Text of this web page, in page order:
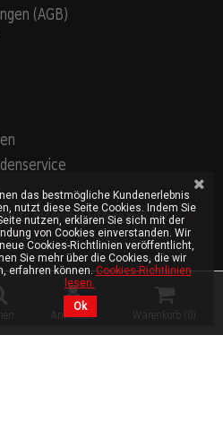
Anmelden Warenkorb ( 0
(AGB)
réservés. Site réalisé parS2A
Solution
das bestmögliche Kundenerlebnis
nutzt diese Seite Cookies. Indem Sie
nutzen, erklären Sie sich mit der
von Cookies einverstanden. Wir
Cookies-Richtlinien veröffentlicht,
Sie mehr über die Cookies, die wir
erfahren können.Cookies-Richtlinien
lesen.
Ok